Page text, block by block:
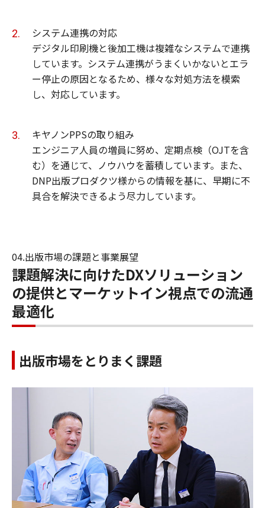
システム連携の対応
デジタル印刷機と後加工機は複雑なシステムで連携
しています。システム連携がうまくいかないとエラ
ー停止の原因となるため、様々な対処方法を模索
し、対応しています。
キヤノンPPSの取り組み
エンジニア人員の増員に努め、定期点検（OJTを含
む）を通じて、ノウハウを蓄積しています。また、
DNP出版プロダクツ様からの情報を基に、早期に不
具合を解決できるよう尽力しています。
04.出版市場の課題と事業展望
課題解決に向けたDXソリューション
の提供とマーケットイン視点での流通
最適化
出版市場をとりまく課題